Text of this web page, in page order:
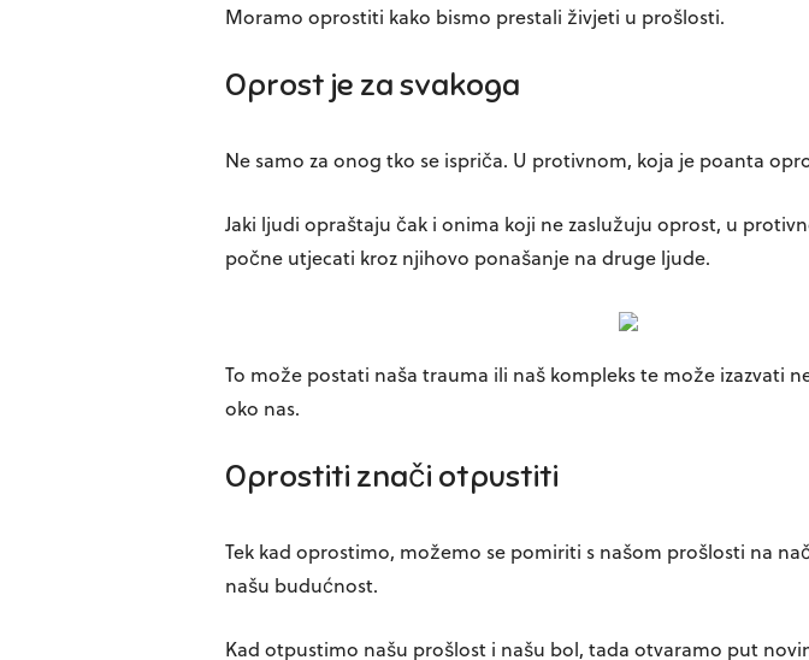
Moramo oprostiti kako bismo prestali živjeti u prošlosti.
Oprost je za svakoga
Ne samo za onog tko se ispriča. U protivnom, koja je poanta
Jaki ljudi opraštaju čak i onima koji ne zaslužuju oprost, u
počne utjecati kroz njihovo ponašanje na druge ljude.
To može postati naša trauma ili naš kompleks te može izazvati
oko nas.
Oprostiti znači otpustiti
Tek kad oprostimo, možemo se pomiriti s našom prošlosti na
našu budućnost.
Kad otpustimo našu prošlost i našu bol, tada otvaramo put